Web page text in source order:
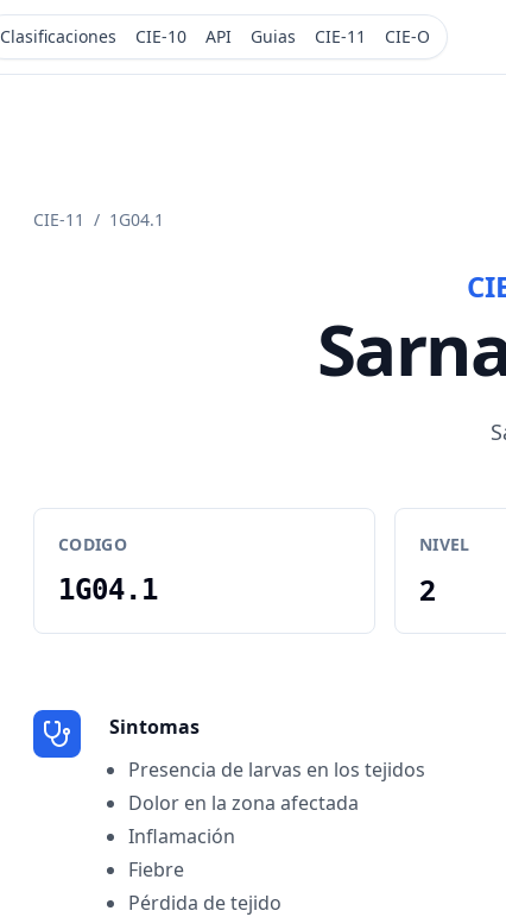
Clasificaciones CIE-10 API Guias CIE-11 CIE-O
CIE-11 / 1G04.1
CODIGO
1G04.1
NIVEL
2
Sintomas
Presencia de larvas en los tejidos
Dolor en la zona afectada
Inflamación
Fiebre
Pérdida de tejido